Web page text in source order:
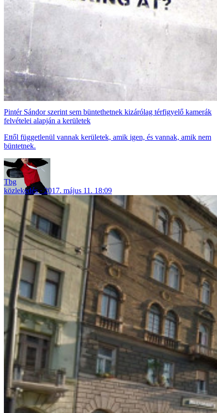
Pintér Sándor szerint sem büntethetnek kizárólag térfigyelő kamerák
felvételei alapján a kerületek
Ettől függetlenül vannak kerületek, amik igen, és vannak, amik nem
büntetnek.
Tbg
közlekedés
2017. május 11. 18:09